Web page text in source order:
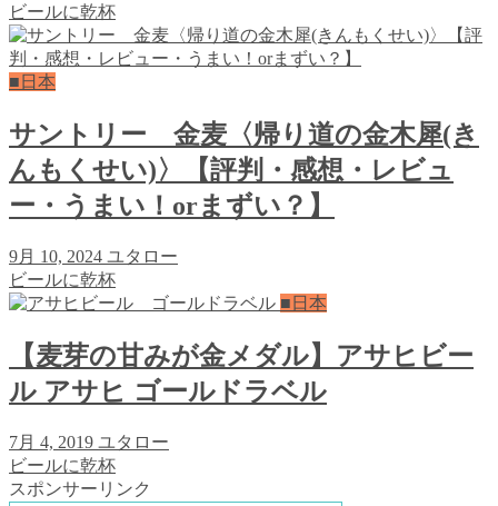
ビールに乾杯
■日本
サントリー 金麦〈帰り道の金木犀(き
んもくせい)〉【評判・感想・レビュ
ー・うまい！orまずい？】
9月 10, 2024 ユタロー
ビールに乾杯
■日本
【麦芽の甘みが金メダル】アサヒビー
ル アサヒ ゴールドラベル
7月 4, 2019 ユタロー
ビールに乾杯
スポンサーリンク